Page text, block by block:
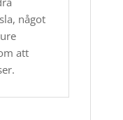
något
att